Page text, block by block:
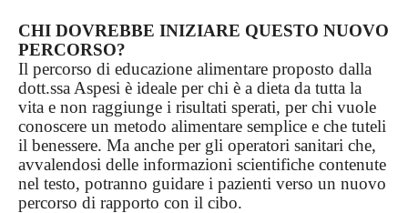
CHI DOVREBBE INIZIARE QUESTO NUOVO
PERCORSO?
Il percorso di educazione alimentare proposto dalla
dott.ssa Aspesi è ideale per chi è a dieta da tutta la
vita e non raggiunge i risultati sperati, per chi vuole
conoscere un metodo alimentare semplice e che tuteli
il benessere. Ma anche per gli operatori sanitari che,
avvalendosi delle informazioni scientifiche contenute
nel testo, potranno guidare i pazienti verso un nuovo
percorso di rapporto con il cibo.